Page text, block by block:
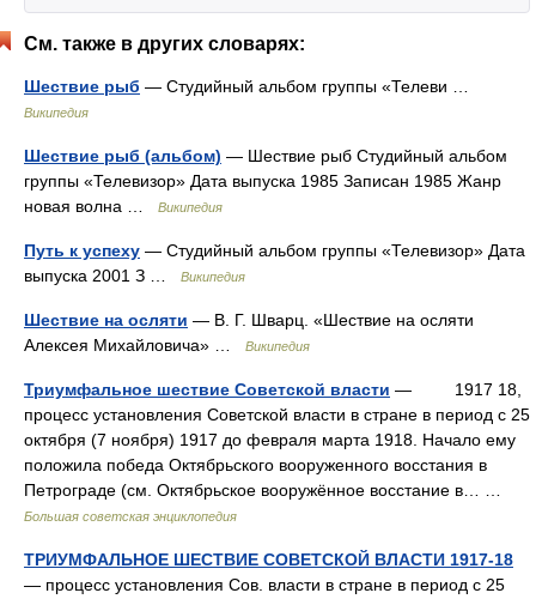
См. также в других словарях:
Шествие рыб — Студийный альбом группы «Телеви …
Википедия
Шествие рыб (альбом) — Шествие рыб Студийный альбом
группы «Телевизор» Дата выпуска 1985 Записан 1985 Жанр
новая волна …
Википедия
Путь к успеху — Студийный альбом группы «Телевизор» Дата
выпуска 2001 З …
Википедия
Шествие на осляти — В. Г. Шварц. «Шествие на осляти
Алексея Михайловича» …
Википедия
Триумфальное шествие Советской власти — 1917 18,
процесс установления Советской власти в стране в период с 25
октября (7 ноября) 1917 до февраля марта 1918. Начало ему
положила победа Октябрьского вооруженного восстания в
Петрограде (см. Октябрьское вооружённое восстание в… …
Большая советская энциклопедия
ТРИУМФАЛЬНОЕ ШЕСТВИЕ СОВЕТСКОЙ ВЛАСТИ 1917-18
— процесс установления Сов. власти в стране в период с 25